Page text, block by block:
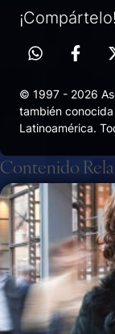
¡Compártelo!
© 1997 - 2026
también
Latinoamérica.
Contenido